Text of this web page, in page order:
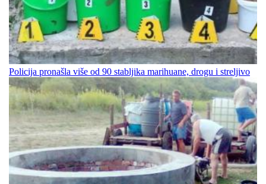
Policija pronašla više od 90 stabljika marihuane, drogu i streljivo